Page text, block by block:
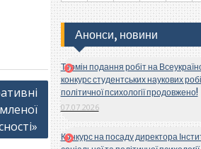
Анонси, новини
Термін подання робіт на
конкурс студентських наукових
політичної психології продовжено!
07.07.2026
Конкурс на посаду директора